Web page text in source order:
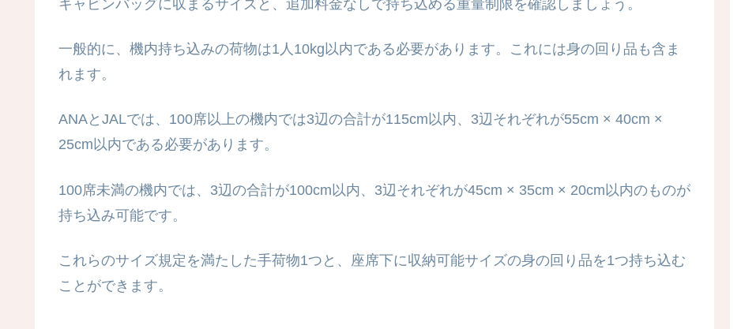
キャビンバッグに収まるサイズと、追加料金なしで持ち込める重量制限を確認しましょう。
一般的に、機内持ち込みの荷物は1人10kg以内である必要があります。これには身の回り品も含ま
れます。
ANAとJALでは、100席以上の機内では3辺の合計が115cm以内、3辺それぞれが55cm × 40cm ×
25cm以内である必要があります。
100席未満の機内では、3辺の合計が100cm以内、3辺それぞれが45cm × 35cm × 20cm以内のものが
持ち込み可能です。
これらのサイズ規定を満たした手荷物1つと、座席下に収納可能サイズの身の回り品を1つ持ち込む
ことができます。